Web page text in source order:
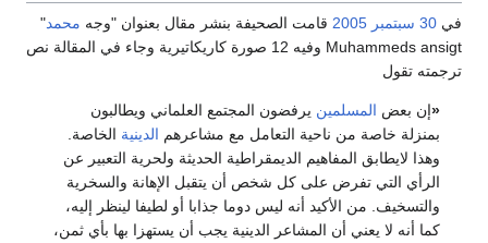
في 30 سبتمبر 2005 قامت الصحيفة بنشر مقال بعنوان "وجه محمد"
Muhammeds ansigt وفيه 12 صورة كاريكاتيرية وجاء في المقالة نص
ترجمته تقول
«إن بعض المسلمين يرفضون المجتمع العلماني ويطالبون
بمنزلة خاصة من ناحية التعامل مع مشاعرهم الدينية الخاصة.
وهذا لايطابق المفاهيم الديمقراطية الحديثة ولحرية التعبير عن
الرأي التي تفرض على كل شخص أن يتقبل الإهانة والسخرية
والتسخيف. من الأكيد أنه ليس دوما جذابا أو لطيفا لينظر إليه،
كما أنه لا يعني أن المشاعر الدينية يجب أن يستهزا بها بأي ثمن،